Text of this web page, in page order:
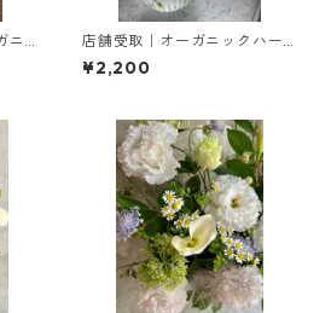
ニ
店舗受取｜オーガニックハー
ブのブーケ
¥2,200